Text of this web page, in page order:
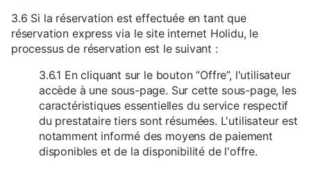
3.6 Si la réservation est effectuée en tant que
réservation express via le site internet Holidu, le
processus de réservation est le suivant :
3.6.1 En cliquant sur le bouton “Offre”, l'utilisateur
accède à une sous-page. Sur cette sous-page, les
caractéristiques essentielles du service respectif
du prestataire tiers sont résumées. L'utilisateur est
notamment informé des moyens de paiement
disponibles et de la disponibilité de l'offre.